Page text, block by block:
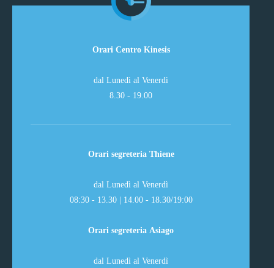
Orari Centro Kinesis
dal Lunedì al Venerdì
8.30 - 19.00
Orari segreteria Thiene
dal Lunedì al Venerdì
08:30 - 13.30 | 14.00 - 18.30/19:00
Orari segreteria Asiago
dal Lunedì al Venerdì